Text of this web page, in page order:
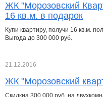
ЖК "Морозовский
16 кв.м. в подарок
Купи квартиру, получи 16 кв.м.
Выгода до 300 000 руб.
21.12.2016
ЖК "Морозовский
Скидкиа 300 000 руб. на